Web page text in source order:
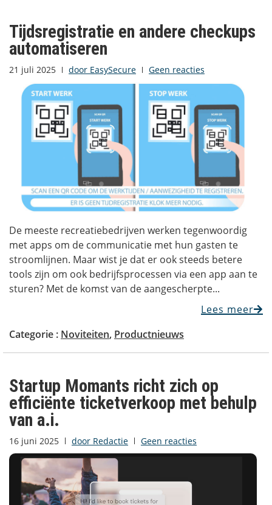
Tijdsregistratie en andere checkups
automatiseren
21 juli 2025 door EasySecure Geen reacties
De meeste recreatiebedrijven werken tegenwoordig
met apps om de communicatie met hun gasten te
stroomlijnen. Maar wist je dat er ook steeds betere
tools zijn om ook bedrijfsprocessen via een app aan te
sturen? Met de komst van de aangescherpte...
Lees meer
Categorie : Noviteiten, Productnieuws
Startup Momants richt zich op
efficiënte ticketverkoop met behulp
van a.i.
16 juni 2025 door Redactie Geen reacties